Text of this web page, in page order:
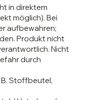
in direktem
möglich). Bei
aufbewahren;
Produkt nicht
Nicht
durch
Stoffbeutel,